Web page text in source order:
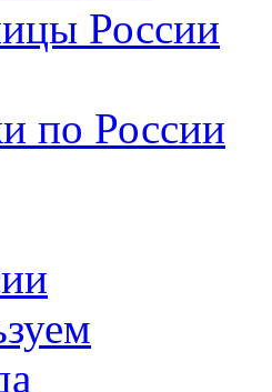
России
по России